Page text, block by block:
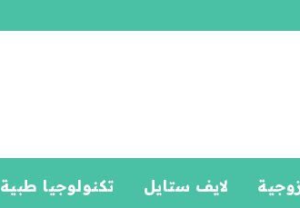
لايف ستايل تكنولوجيا طبية